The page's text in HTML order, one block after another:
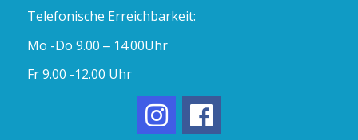
Telefonische Erreichbarkeit:
Mo -Do 9.00 – 14.00Uhr
Fr 9.00 -12.00 Uhr